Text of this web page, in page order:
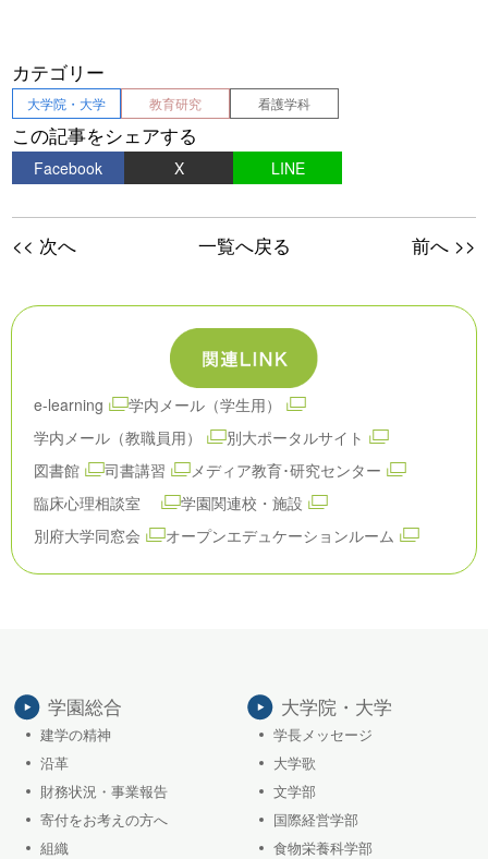
カテゴリー
大学院・大学 教育研究 看護学科
この記事をシェアする
Facebook X LINE
<< 次へ 一覧へ戻る 前へ >>
e-learning
学内メール（学生用）
学内メール（教職員用）
別大ポータルサイト
図書館
司書講習
メディア教育･研究センター
臨床心理相談室
学園関連校・施設
別府大学同窓会
オープンエデュケーションルーム
学園総合
建学の精神
沿革
財務状況・事業報告
寄付をお考えの方へ
組織
大学院・大学
学長メッセージ
大学歌
文学部
国際経営学部
食物栄養科学部